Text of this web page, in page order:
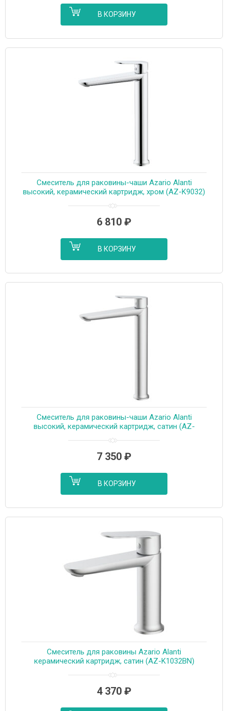
В КОРЗИНУ
Смеситель для раковины-чаши Azario Alanti
высокий, керамический картридж, хром (AZ-K9032)
6 810 ₽
В КОРЗИНУ
Смеситель для раковины-чаши Azario Alanti
высокий, керамический картридж, сатин (AZ-
7 350 ₽
В КОРЗИНУ
Cмеситель для раковины Azario Alanti
керамический картридж, сатин (AZ-K1032BN)
4 370 ₽